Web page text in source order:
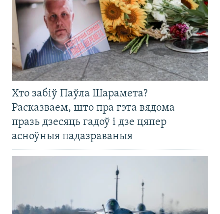
Хто забіў Паўла Шарамета?
Расказваем, што пра гэта вядома
празь дзесяць гадоў і дзе цяпер
асноўныя падазраваныя